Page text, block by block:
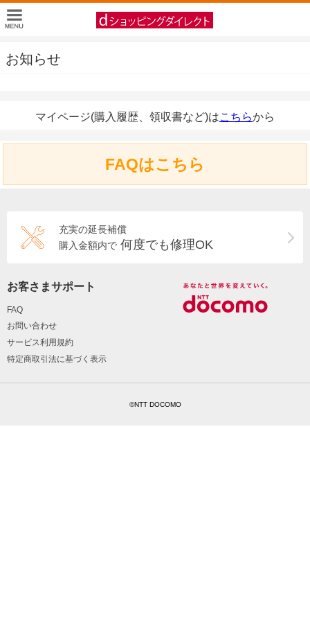
お知らせ
マイページ(購入履歴、領収書など)はこちらから
FAQはこちら
充実の延長補償
購入金額内で 何度でも修理OK
お客さまサポート
FAQ
お問い合わせ
サービス利用規約
特定商取引法に基づく表示
©NTT DOCOMO